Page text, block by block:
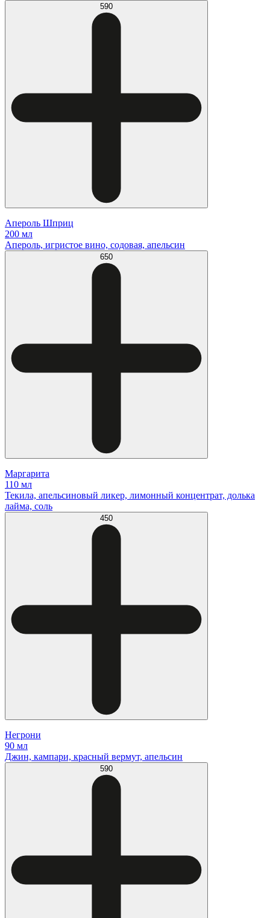
590
Апероль Шприц
200 мл
Апероль, игристое вино, содовая, апельсин
650
Маргарита
110 мл
Текила, апельсиновый ликер, лимонный концентрат, долька
лайма, соль
450
Негрони
90 мл
Джин, кампари, красный вермут, апельсин
590